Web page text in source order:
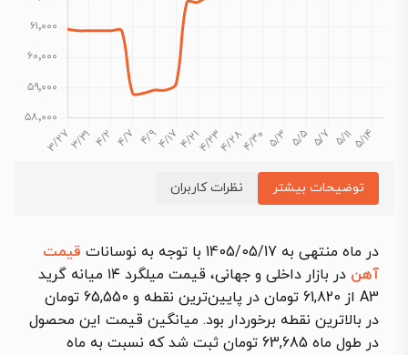
توضیحات بیشتر نظرات کاربران
در ماه منتهی به 1405/05/17 با توجه به نوسانات
قیمت
آهن
در بازار داخلی و جهانی، قیمت میلگرد ۱۴ میانه گرید
A3 از 61,820 تومان در پایین‌ترین نقطه و 65,550 تومان
در بالاترین نقطه برخوردار بود. میانگین قیمت این محصول
در طول ماه 63,685 تومان ثبت شد که نسبت به ماه